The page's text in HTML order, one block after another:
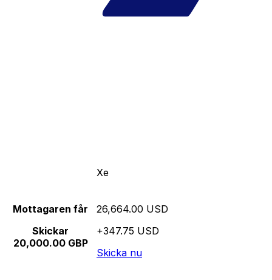
Xe
Mottagaren får
Skickar
20,000.00 GBP
26,664.00 USD
+347.75 USD
Skicka nu